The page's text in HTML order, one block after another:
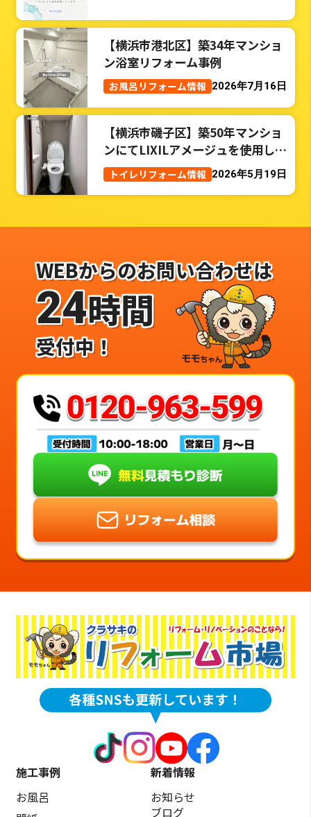
【横浜市港北区】築34年マンショ
ン浴室リフォーム事例
お風呂リフォーム情報 2026年7月16日
【横浜市磯子区】築50年マンショ
ンにてLIXILアメージュを使用した
トイレリフォーム事例
トイレリフォーム情報 2026年5月19日
WEBからのお問い合わせは
24時間
受付中！
施工事例
お風呂
新着情報
お知らせ
ブログ